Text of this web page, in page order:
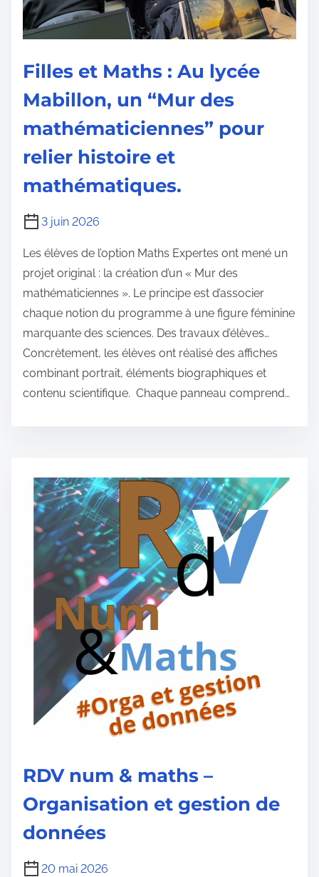
Filles et Maths : Au lycée
Mabillon, un “Mur des
mathématiciennes” pour
relier histoire et
mathématiques.
3 juin 2026
Les élèves de l’option Maths Expertes ont mené un
projet original : la création d’un « Mur des
mathématiciennes ». Le principe est d’associer
chaque notion du programme à une figure féminine
marquante des sciences. Des travaux d’élèves…
Concrètement, les élèves ont réalisé des affiches
combinant portrait, éléments biographiques et
contenu scientifique. Chaque panneau comprend…
RDV num & maths –
Organisation et gestion de
données
20 mai 2026